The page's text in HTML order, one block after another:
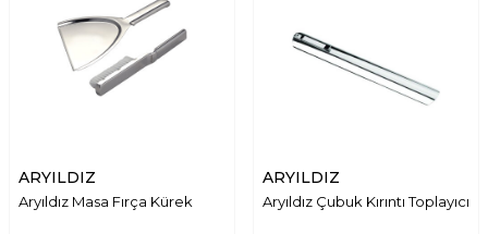
ARYILDIZ
Aryıldız Masa Fırça Kürek
ARYILDIZ
Aryıldız Çubuk Kırıntı Toplayıcı